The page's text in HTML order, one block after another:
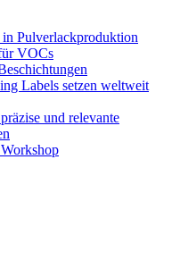
Pulverlackproduktion
VOCs
Labels setzen weltweit
und relevante